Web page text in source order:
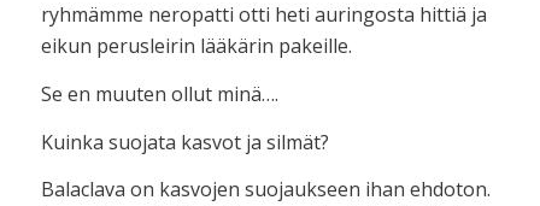
ryhmämme neropatti otti heti auringosta hittiä ja
eikun perusleirin lääkärin pakeille.
Se en muuten ollut minä….
Kuinka suojata kasvot ja silmät?
Balaclava on kasvojen suojaukseen ihan ehdoton.